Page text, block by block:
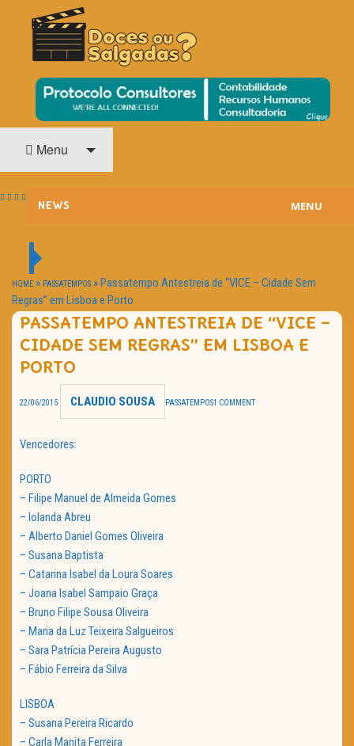
DOCES OU SALGADAS?
O Cinema? Uma Paixão!!
Menu
NEWS
HOME CINEMA
NOTA PESSOAL
MENU
HOME » PASSATEMPOS »Passatempo Antestreia de “VICE – Cidade Sem
Regras” em Lisboa e Porto
PASSATEMPO ANTESTREIA DE “VICE –
CIDADE SEM REGRAS” EM LISBOA E
PORTO
22/06/2015 CLAUDIO SOUSA PASSATEMPOS1 COMMENT
Vencedores:
PORTO
– Filipe Manuel de Almeida Gomes
– Iolanda Abreu
– Alberto Daniel Gomes Oliveira
– Susana Baptista
– Catarina Isabel da Loura Soares
– Joana Isabel Sampaio Graça
– Bruno Filipe Sousa Oliveira
– Maria da Luz Teixeira Salgueiros
– Sara Patrícia Pereira Augusto
– Fábio Ferreira da Silva
LISBOA
– Susana Pereira Ricardo
– Carla Manita Ferreira